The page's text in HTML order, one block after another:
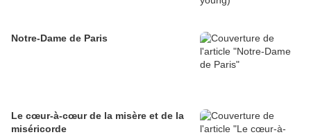
Notre-Dame de Paris
Le cœur-à-cœur de la misère et de la
miséricorde